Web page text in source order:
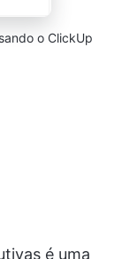
o ClickUp
é uma